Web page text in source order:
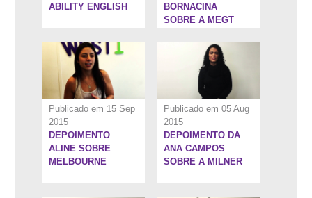
ABILITY ENGLISH
BORNACINA
SOBRE A MEGT
Publicado em 15 Sep
2015
DEPOIMENTO
ALINE SOBRE
MELBOURNE
Publicado em 05 Aug
2015
DEPOIMENTO DA
ANA CAMPOS
SOBRE A MILNER